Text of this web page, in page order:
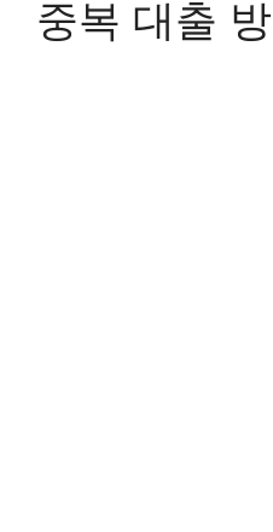
중복 대출